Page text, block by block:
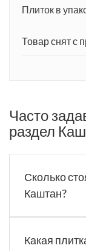
Плиток в
Товар снят с
Часто
раздел
Сколько
Каштан?
Какая